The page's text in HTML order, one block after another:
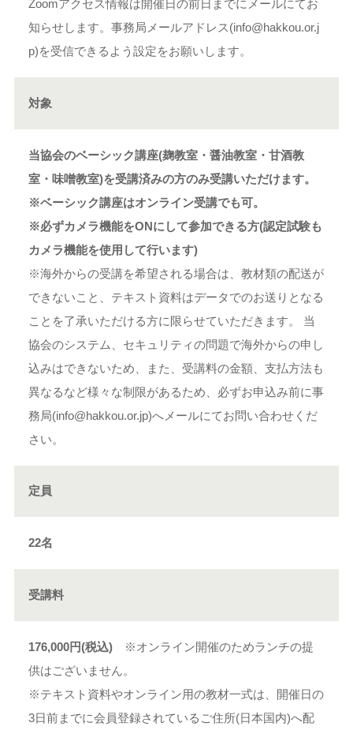
Zoomアクセス情報は開催日の前日までにメールにてお
知らせします。事務局メールアドレス(info@hakkou.or.j
p)を受信できるよう設定をお願いします。
対象
当協会のベーシック講座(麹教室・醤油教室・甘酒教
室・味噌教室)を受講済みの方のみ受講いただけます。
※ベーシック講座はオンライン受講でも可。
※必ずカメラ機能をONにして参加できる方(認定試験も
カメラ機能を使用して行います)
※海外からの受講を希望される場合は、教材類の配送が
できないこと、テキスト資料はデータでのお送りとなる
ことを了承いただける方に限らせていただきます。 当
協会のシステム、セキュリティの問題で海外からの申し
込みはできないため、また、受講料の金額、支払方法も
異なるなど様々な制限があるため、必ずお申込み前に事
務局(info@hakkou.or.jp)へメールにてお問い合わせくだ
さい。
定員
22名
受講料
176,000円(税込)※オンライン開催のためランチの提
供はございません。
※テキスト資料やオンライン用の教材一式は、開催日の
3日前までに会員登録されているご住所(日本国内)へ配